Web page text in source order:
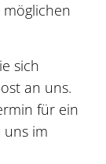
sich
an uns.
für ein
uns im